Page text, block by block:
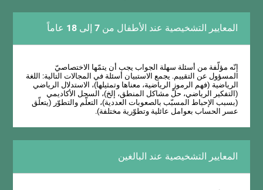
المعايير التشخيصية عند الأطفال من 7 إلى 18 عاماً
إنّه مؤلّفة من أسئلة سهلة الجواب يجب أن يتمّها الاختصاصيّ
المسؤول عن التقييم. يجمع الاستبيان أسئلة في المجالات التالية: اللغة
الرياضية (فهم الرموز الرياضية، معناها وتمثيلها)، الاستدلال الرياضي
(التفكير الرياضي، حلّ مشاكل المنطق، إلخ)، السجل الأكاديمي
(بسبب الإحباط المسبّب بالصعوبات العددية)، التعلّم والتطوّر (يتعلّق
عسر الحساب بعوامل عائلية وتطوّرية مختلفة).
المعايير التشخيصية عند البالغين